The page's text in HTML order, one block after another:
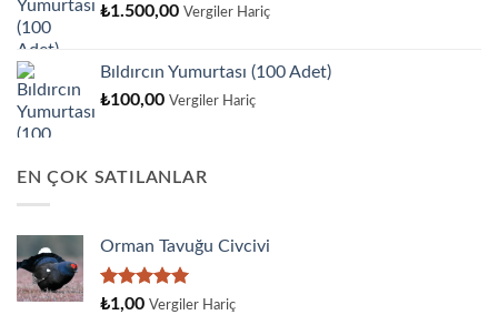
₺1.500,00 Vergiler Hariç
Bıldırcın Yumurtası (100 Adet)
₺100,00 Vergiler Hariç
EN ÇOK SATILANLAR
Orman Tavuğu Civcivi
5 üzerinden
₺1,00 Vergiler Hariç